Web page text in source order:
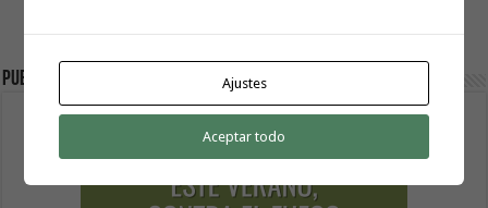
Publicidad Ajustes
Aceptar todo